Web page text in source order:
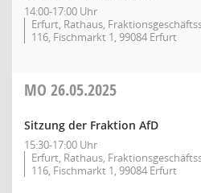
14:00-17:00 Uhr
Erfurt, Rathaus,
116, Fischmarkt 1, 99084 Erfurt
MO 26.05.2025
Sitzung der Fraktion AfD
15:30-17:00 Uhr
Erfurt, Rathaus,
116, Fischmarkt 1, 99084 Erfurt